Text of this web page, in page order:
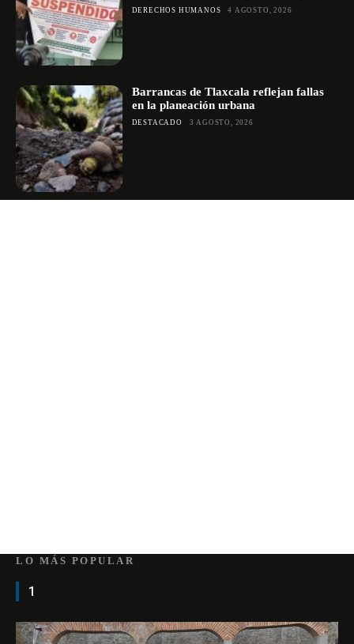
DERECHOS HUMANOS 4 AGOSTO, 2026
Barrancas de Tlaxcala reflejan fallas
en la planeación urbana
DESTACADO 3 AGOSTO, 2026
LO MÁS POPULAR
1